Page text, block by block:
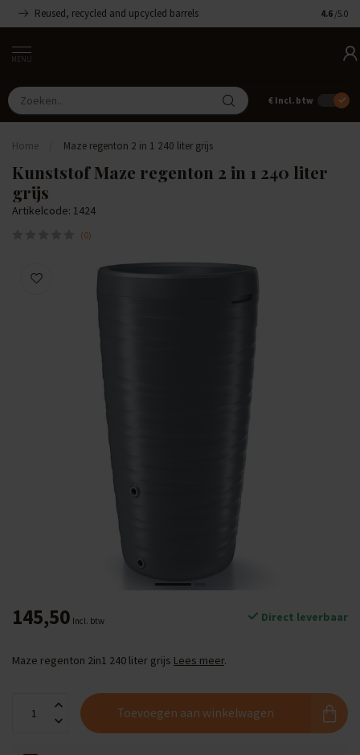
Reused, recycled and upcycled barrels 4.6 /5.0
MENU
€ Incl. btw
Home Maze regenton 2 in 1 240 liter grijs
Kunststof Maze regenton 2 in 1 240 liter
grijs
Artikelcode: 1424
(0)
145,50 Incl. btw Direct leverbaar
Maze regenton 2in1 240 liter grijs Lees meer.
Toevoegen aan winkelwagen